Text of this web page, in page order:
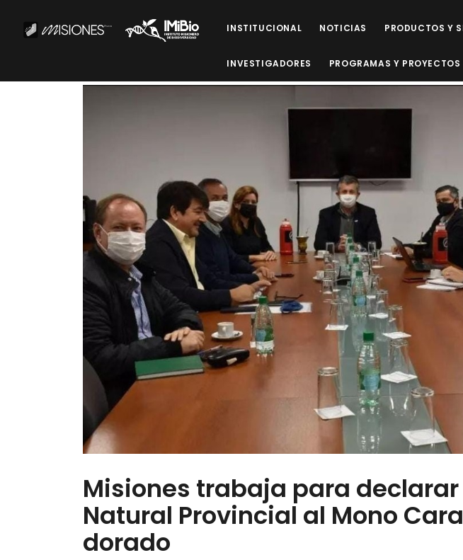
INSTITUCIONAL NOTICIAS PRODUCTOS Y
INVESTIGADORES PROGRAMAS Y PROYECTOS
Misiones trabaja para
Natural Provincial al Mono
dorado